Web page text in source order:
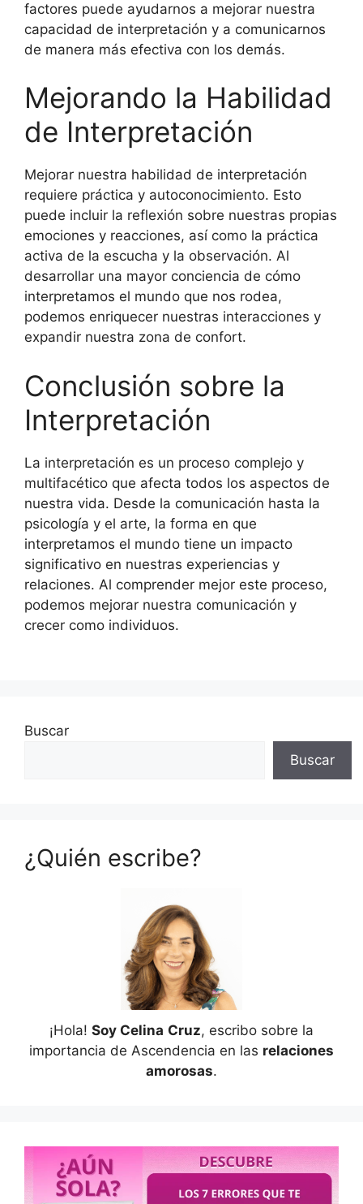
factores puede ayudarnos a mejorar nuestra
capacidad de interpretación y a comunicarnos
de manera más efectiva con los demás.
Mejorando la Habilidad
de Interpretación
Mejorar nuestra habilidad de interpretación
requiere práctica y autoconocimiento. Esto
puede incluir la reflexión sobre nuestras propias
emociones y reacciones, así como la práctica
activa de la escucha y la observación. Al
desarrollar una mayor conciencia de cómo
interpretamos el mundo que nos rodea,
podemos enriquecer nuestras interacciones y
expandir nuestra zona de confort.
Conclusión sobre la
Interpretación
La interpretación es un proceso complejo y
multifacético que afecta todos los aspectos de
nuestra vida. Desde la comunicación hasta la
psicología y el arte, la forma en que
interpretamos el mundo tiene un impacto
significativo en nuestras experiencias y
relaciones. Al comprender mejor este proceso,
podemos mejorar nuestra comunicación y
crecer como individuos.
Buscar
Buscar
¿Quién escribe?
¡Hola! Soy Celina Cruz, escribo sobre la
importancia de Ascendencia en las relaciones
amorosas.